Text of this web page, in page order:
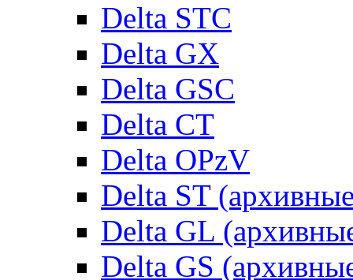
Delta STC
Delta GX
Delta GSC
Delta CT
Delta OPzV
Delta ST
Delta GL
Delta GS